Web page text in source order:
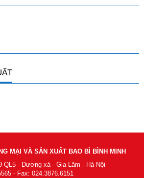
MẠI VÀ SẢN XUẤT BAO BÌ BÌNH MINH
QL5 - Dương xá - Gia Lâm - Hà Nội
- Fax: 024.3876.6151